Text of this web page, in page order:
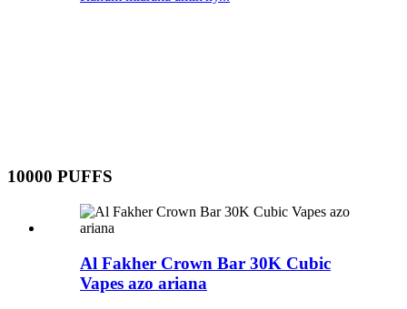
10000 PUFFS
Al Fakher Crown Bar 30K Cubic
Vapes azo ariana